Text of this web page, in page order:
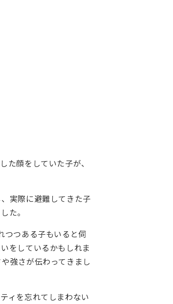
た顔をしていた子が、
実際に避難してきた子
た。
つつある子もいると伺
をしているかもしれま
強さが伝わってきまし
ィを忘れてしまわない